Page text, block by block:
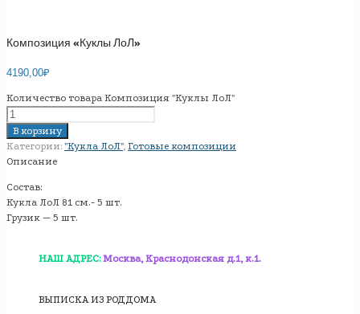
Композиция «Куклы ЛоЛ»
4190,00₽
Количество товара Композиция "Куклы ЛоЛ"
В корзину
Категории: "Кукла ЛоЛ", Готовые композиции
Описание
Состав:
Кукла ЛоЛ 81 см.- 5 шт.
Грузик — 5 шт.
НАШ АДРЕС: Москва, Краснодонская д.1, к.1.
ВЫПИСКА ИЗ РОДДОМА